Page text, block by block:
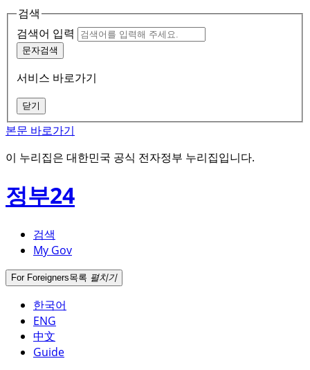
검색
검색어 입력
문자검색
서비스 바로가기
닫기
본문 바로가기
이 누리집은 대한민국 공식 전자정부 누리집입니다.
정부24
검색
My Gov
For Foreigners목록 펼치기
한국어
ENG
中文
Guide